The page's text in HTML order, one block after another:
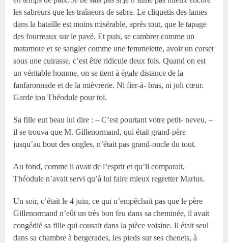
les sabreurs que les traîneurs de sabre. Le cliquetis des lames
dans la bataille est moins misérable, après tout, que le tapage
des fourreaux sur le pavé. Et puis, se cambrer comme un
matamore et se sangler comme une femmelette, avoir un corset
sous une cuirasse, c’est être ridicule deux fois. Quand on est
un véritable homme, on se tient à égale distance de la
fanfaronnade et de la mièvrerie. Ni fier-à- bras, ni joli cœur.
Garde ton Théodule pour toi.
Sa fille eut beau lui dire : – C’est pourtant votre petit- neveu, –
il se trouva que M. Gillenormand, qui était grand-père
jusqu’au bout des ongles, n’était pas grand-oncle du tout.
Au fond, comme il avait de l’esprit et qu’il comparait,
Théodule n’avait servi qu’à lui faire mieux regretter Marius.
Un soir, c’était le 4 juin, ce qui n’empêchait pas que le père
Gillenormand n’eût un très bon feu dans sa cheminée, il avait
congédié sa fille qui cousait dans la pièce voisine. Il était seul
dans sa chambre à bergerades, les pieds sur ses chenets, à